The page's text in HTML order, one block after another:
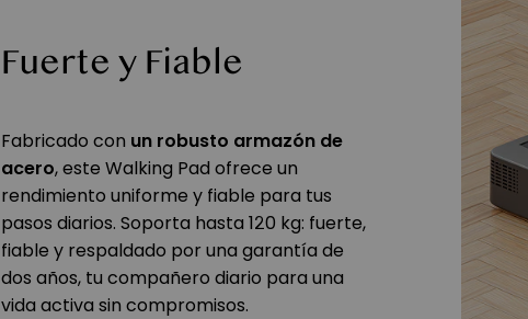
Fuerte y Fiable
Fabricado con un robusto armazón de
acero, este Walking Pad ofrece un
rendimiento uniforme y fiable para tus
pasos diarios. Soporta hasta 120 kg: fuerte,
fiable y respaldado por una garantía de
dos años, tu compañero diario para una
vida activa sin compromisos.